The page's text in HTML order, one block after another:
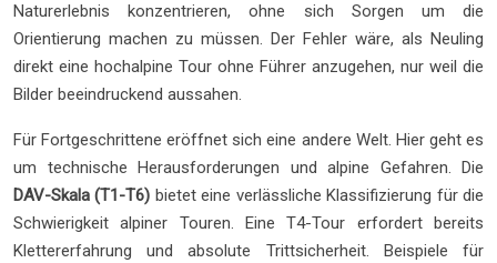
Naturerlebnis konzentrieren, ohne sich Sorgen um die
Orientierung machen zu müssen. Der Fehler wäre, als Neuling
direkt eine hochalpine Tour ohne Führer anzugehen, nur weil die
Bilder beeindruckend aussahen.
Für Fortgeschrittene eröffnet sich eine andere Welt. Hier geht es
um technische Herausforderungen und alpine Gefahren. Die
DAV-Skala (T1-T6) bietet eine verlässliche Klassifizierung für die
Schwierigkeit alpiner Touren. Eine T4-Tour erfordert bereits
Klettererfahrung und absolute Trittsicherheit. Beispiele für